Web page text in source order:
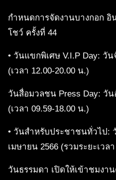
กําหนดการจัดงานบางกอก อิ
โชว์ ครั้งที่ 44
• วันแขกพิเศษ V.I.P Day: วั
(เวลา 12.00-20.00 น.)
วันสื่อมวลชน Press Day: วั
(เวลา 09.59-18.00 น.)
• วันสำหรับประชาชนทั่วไป:
เมษายน 2566 (รวมระยะเวล
วันธรรมดา เปิดให้เข้าชมงา